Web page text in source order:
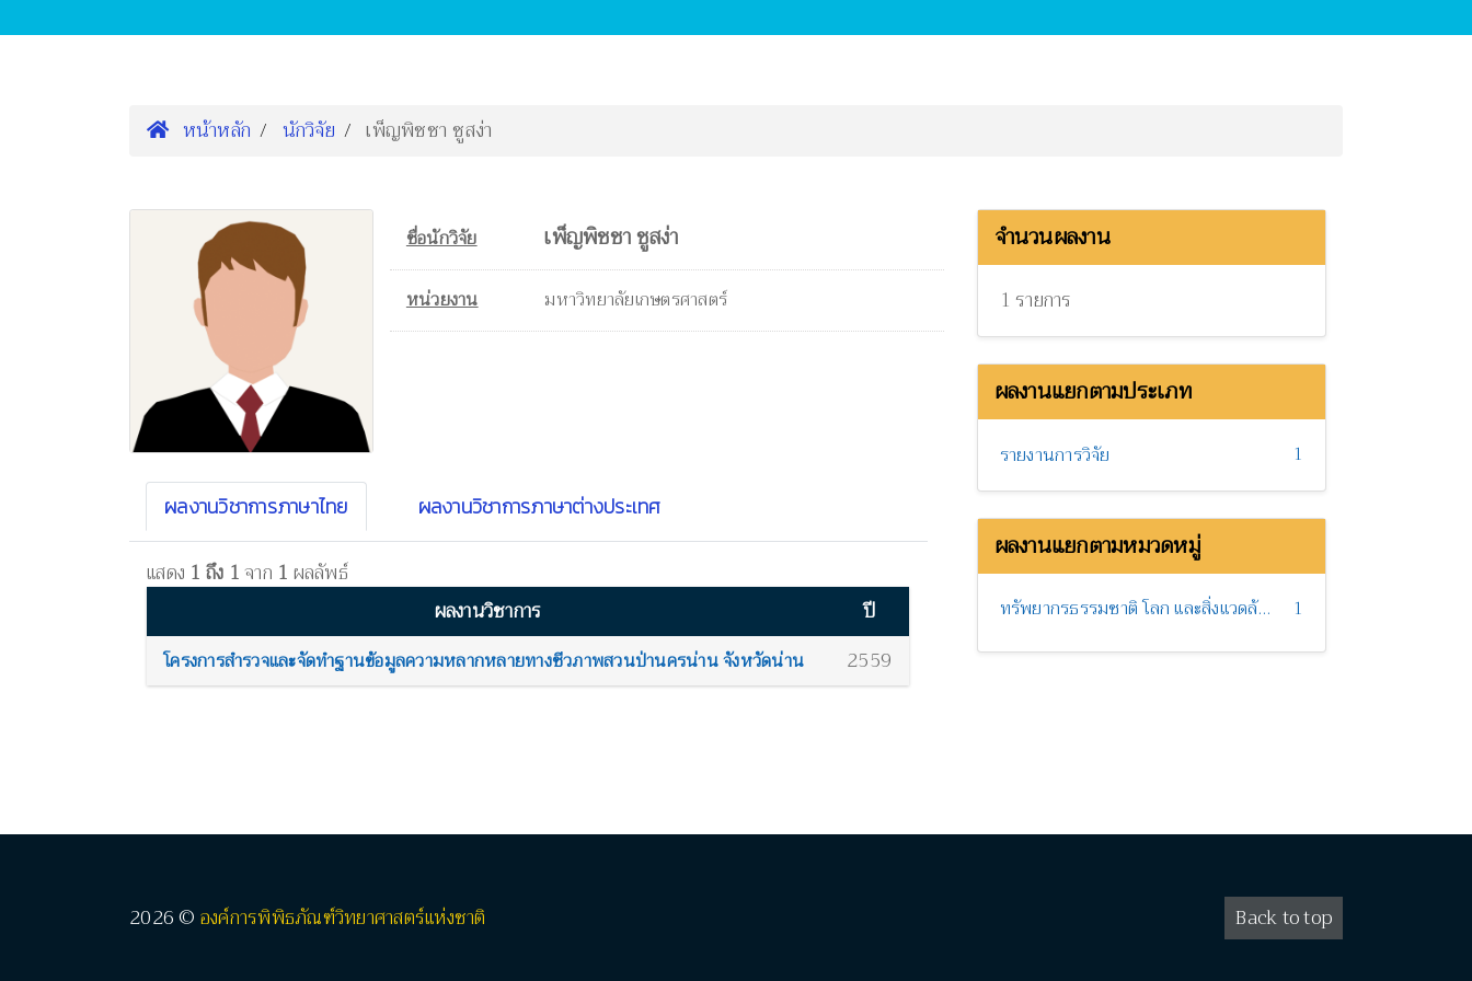
หน้าหลัก นักวิจัย เพ็ญพิชชา ชูสง่า
ชื่อนักวิจัย เพ็ญพิชชา ชูสง่า
หน่วยงาน มหาวิทยาลัยเกษตรศาสตร์
ผลงานวิชาการภาษาไทย ผลงานวิชาการภาษาต่างประเทศ
แสดง 1 ถึง 1จาก 1 ผลลัพธ์
ผลงานวิชาการ
ปี
โครงการสำรวจและจัดทำฐานข้อมูลความหลากหลายทางชีวภาพสวนป่านครน่าน จังหวัดน่าน 2559
จำนวนผลงาน
1 รายการ
ผลงานแยกตามประเภท
รายงานการวิจัย 1
ผลงานแยกตามหมวดหมู่
ทรัพยากรธรรมชาติ โลก และสิ่งแวดล้อม 1
Back to top
2026 © องค์การพิพิธภัณฑ์วิทยาศาสตร์แห่งชาติ